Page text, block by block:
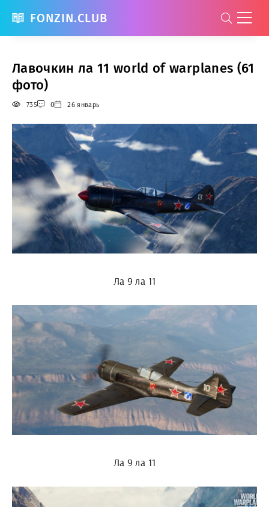
FONZIN.CLUB
Лавочкин ла 11 world of warplanes (61
фото)
735 0 26 январь
Ла 9 ла 11
Ла 9 ла 11